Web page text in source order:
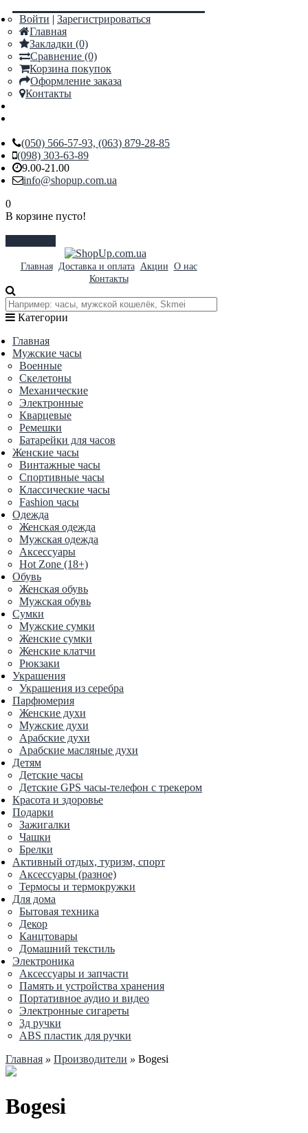
Войти | Зарегистрироваться
Главная
Закладки (0)
Сравнение (0)
Корзина покупок
Оформление заказа
Контакты
(050) 566-57-93, (063) 879-28-85
(098) 303-63-89
9.00-21.00
info@shopup.com.ua
0
В корзине пусто!
Главная Доставка и оплата Акции О нас
Контакты
Категории
Главная
Мужские часы
Военные
Скелетоны
Механические
Электронные
Кварцевые
Ремешки
Батарейки для часов
Женские часы
Винтажные часы
Спортивные часы
Классические часы
Fashion часы
Одежда
Женская одежда
Мужская одежда
Аксессуары
Hot Zone (18+)
Обувь
Женская обувь
Мужская обувь
Сумки
Мужские сумки
Женские сумки
Женские клатчи
Рюкзаки
Украшения
Украшения из серебра
Парфюмерия
Женские духи
Мужские духи
Арабские духи
Арабские масляные духи
Детям
Детские часы
Детские GPS часы-телефон с трекером
Красота и здоровье
Подарки
Зажигалки
Чашки
Брелки
Активный отдых, туризм, спорт
Аксессуары (разное)
Термосы и термокружки
Для дома
Бытовая техника
Декор
Канцтовары
Домашний текстиль
Электроника
Аксессуары и запчасти
Память и устройства хранения
Портативное аудио и видео
Электронные сигареты
3д ручки
ABS пластик для ручки
Главная » Производители » Bogesi
Bogesi